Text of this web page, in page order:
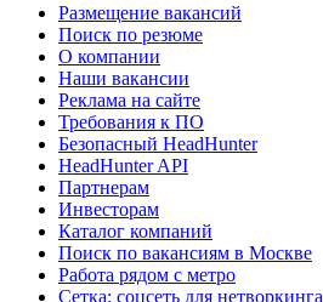
Размещение вакансий
Поиск по резюме
О компании
Наши вакансии
Реклама на сайте
Требования к ПО
Безопасный HeadHunter
HeadHunter API
Партнерам
Инвесторам
Каталог компаний
Поиск по вакансиям в Москве
Работа рядом с метро
Сетка: соцсеть для нетворкинга